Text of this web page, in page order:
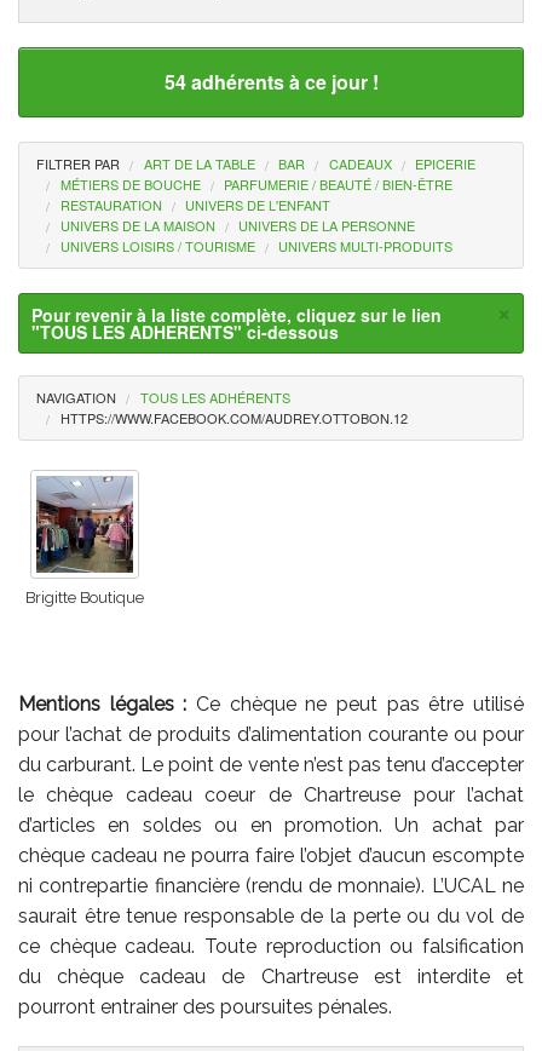
54 adhérents à ce jour !
FILTRER PAR ART DE LA TABLE BAR CADEAUX
EPICERIE
MÉTIERS DE BOUCHE
PARFUMERIE / BEAUTÉ / BIEN-ÊTRE
RESTAURATION
UNIVERS DE L'ENFANT
UNIVERS DE LA MAISON
UNIVERS DE LA PERSONNE
UNIVERS LOISIRS / TOURISME
UNIVERS MULTI-PRODUITS
Pour revenir à la liste complète, cliquez sur le lien
"TOUS LES ADHERENTS" ci-dessous
×
NAVIGATION
TOUS LES ADHÉRENTS
HTTPS://WWW.FACEBOOK.COM/AUDREY.OTTOBON.12
Brigitte Boutique
Mentions légales : Ce chèque ne peut pas être utilisé
pour l’achat de produits d’alimentation courante ou pour
du carburant. Le point de vente n’est pas tenu d’accepter
le chèque cadeau coeur de Chartreuse pour l’achat
d’articles en soldes ou en promotion. Un achat par
chèque cadeau ne pourra faire l’objet d’aucun escompte
ni contrepartie financière (rendu de monnaie). L’UCAL ne
saurait être tenue responsable de la perte ou du vol de
ce chèque cadeau. Toute reproduction ou falsification
du chèque cadeau de Chartreuse est interdite et
pourront entrainer des poursuites pénales.